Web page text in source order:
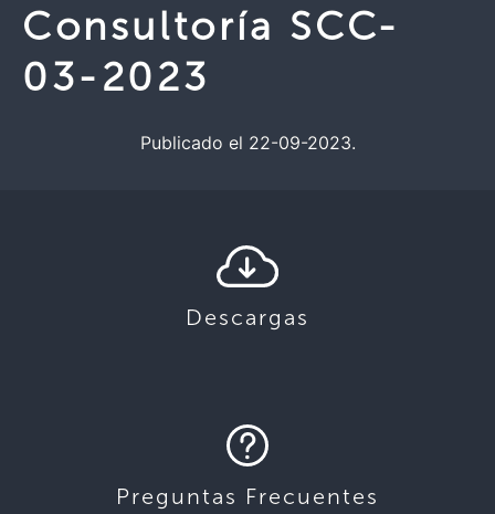
Consultoría SCC-
03-2023
Publicado el 22-09-2023.
Descargas
Preguntas Frecuentes